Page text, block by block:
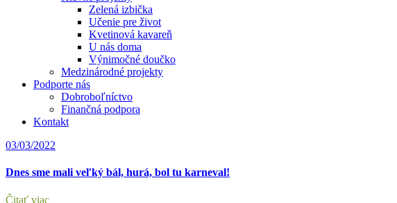
Zelená izbička
Učenie pre život
Kvetinová kavareň
U nás doma
Výnimočné doučko
Medzinárodné projekty
Podporte nás
Dobroboľníctvo
Finančná podpora
Kontakt
03/03/2022
Dnes sme mali veľký bál, hurá, bol tu karneval!
Čitať viac